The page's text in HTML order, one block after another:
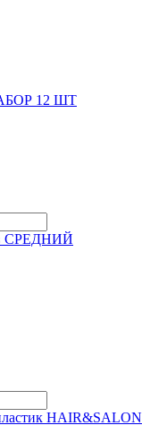
12 ШТ
СРЕДНИЙ
HAIR&SALON